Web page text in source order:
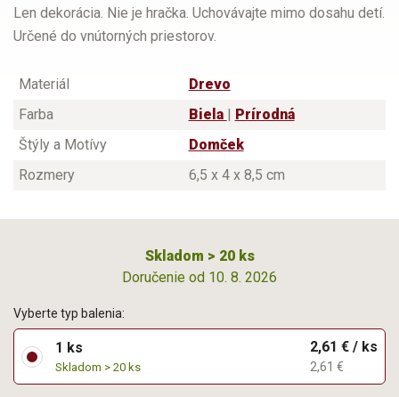
Len dekorácia. Nie je hračka. Uchovávajte mimo dosahu detí.
Určené do vnútorných priestorov.
Materiál
Drevo
Farba
Biela
Prírodná
Štýly a Motívy
Domček
Rozmery
6,5 x 4 x 8,5 cm
Skladom > 20 ks
Doručenie od 10. 8. 2026
Vyberte typ balenia:
1 ks
Skladom > 20 ks
2,61 € / ks
2,61 €